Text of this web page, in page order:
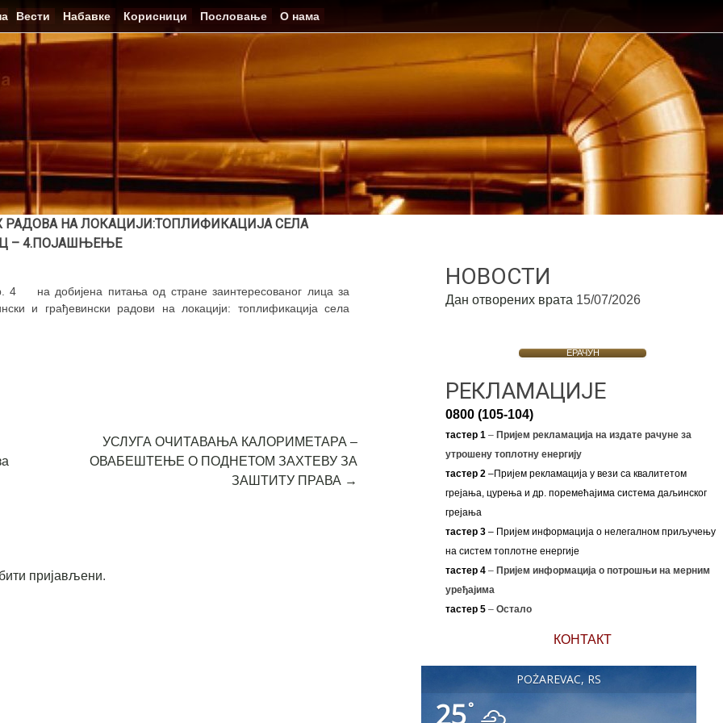
Вести Набавке Корисници Пословање О нама
НА ЛОКАЦИЈИ:ТОПЛИФИКАЦИЈА СЕЛА
– 4.ПОЈАШЊЕЊЕ
4 на добијена питања од стране заинтересованог лица за
и грађевински радови на локацији: топлификација села
УСЛУГА ОЧИТАВАЊА КАЛОРИМЕТАРА –
ОВАБЕШТЕЊЕ О ПОДНЕТОМ ЗАХТЕВУ ЗА
ЗАШТИТУ ПРАВА →
бити пријављени.
НОВОСТИ
Дан отворених врата 15/07/2026
ЕРАЧУН
РЕКЛАМАЦИЈЕ
0800 (105-104)
тастер 1–Пријем рекламација на издате рачуне за
утрошену топлотну енергију
тастер 2–Пријем рекламација у вези са квалитетом
грејања, цурења и др. поремећајима система даљинског
грејања
тастер 3– Пријем информација о нелегалном приључењу
на систем топлотне енергије
тастер 4 – Пријем информација о потрошњи на мерним
уређајима
тастер 5 – Остало
КОНТАКТ
POŽAREVAC, RS
25°